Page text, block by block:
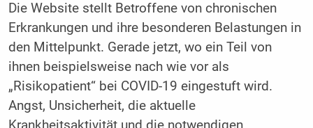
Die Website stellt Betroffene von chronischen
Erkrankungen und ihre besonderen Belastungen in
den Mittelpunkt. Gerade jetzt, wo ein Teil von
ihnen beispielsweise nach wie vor als
„Risikopatient“ bei COVID-19 eingestuft wird.
Angst, Unsicherheit, die aktuelle